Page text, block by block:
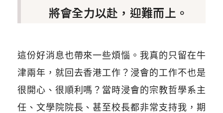
將會全力以赴，迎難而上。
這份好消息也帶來一些煩惱。我真的只留在牛
津兩年，就回去香港工作？浸會的工作不也是
很開心、很順利嗎？當時浸會的宗教哲學系主
任、文學院院長、甚至校長都非常支持我，期